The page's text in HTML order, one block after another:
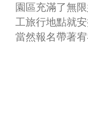
園區充滿了無
工旅行地點就
當然報名帶著宥